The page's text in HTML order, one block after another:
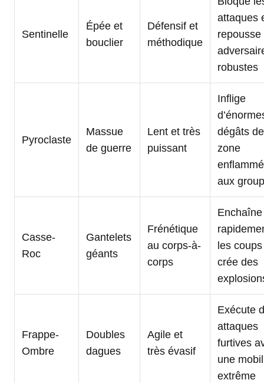
Sentinelle
Épée et
bouclier
Défensif et
méthodique
attaques
repousse
robustes
Pyroclaste
Massue
de guerre
Lent et très
puissant
Inflige
dégâts de
zone
aux
Casse-
Roc
Gantelets
géants
Frénétique
au corps-à-
corps
Enchaîne
les
crée des
Frappe-
Ombre
Doubles
dagues
Agile et
très évasif
Exécute
attaques
furtives
une
extrême